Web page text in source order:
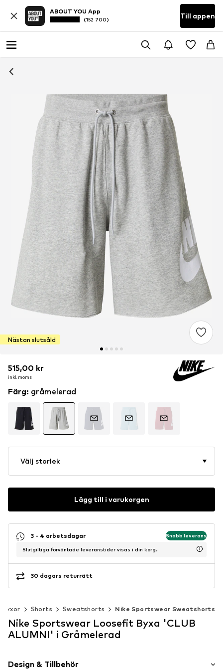
ABOUT YOU App
(152 700) Till appen
Nästan slutsåld
515,00 kr
inkl. moms
515,00 kr
inkl. moms
Färg: gråmelerad
Välj storlek
Lägg till i varukorgen
3 - 4 arbetsdagar Snabb leverans
Slutgiltiga förväntade leveranstider visas i din korg.
30 dagars returrätt
Byxor Shorts Sweatshorts Nike Sportswear Sweatshorts
Nike Sportswear Loosefit Byxa 'CLUB
ALUMNI' i Gråmelerad
Design & Tillbehör